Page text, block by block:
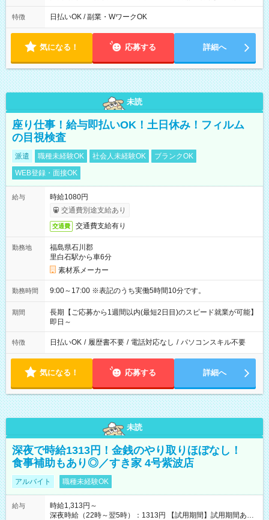
じます。 【休憩】 休憩60分（昼40分/夕方20分） 【残業】 残業
はほぼありません。
特徴 日払いOK / 副業・WワークOK
気になる！ 応募する 詳細へ
未読
座り仕事！給与即払いOK！土日休み！フィルム
の目視検査
派遣 職種未経験OK 社会人未経験OK
ブランクOK
WEB登録・面接OK
給与
時給1080円
交通費別途支給あり
交通費 交通費支給有り
勤務地
福島県石川郡
里白石駅から車6分
素材系メーカー
勤務時間 9:00～17:00 ※表記のうち実働5時間10分です。
期間
長期【ご応募から1週間以内(最短2日目)のスピード就業が可能】
即日～
特徴 日払いOK / 履歴書不要 / 電話対応なし / パソコンスキル不要
気になる！ 応募する 詳細へ
未読
深夜で時給1313円！金銭のやり取りほぼなし！
食事補助もあり◎／すき家 4号紫波店
アルバイト 職種未経験OK
給与
時給1,313円～
深夜時給（22時～翌5時）：1313円 【試用期間】試用期間あり